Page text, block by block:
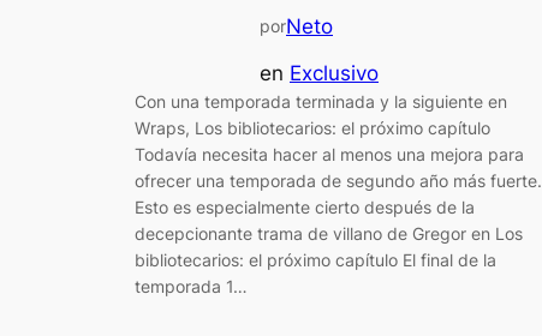
porNeto
en Exclusivo
Con una temporada terminada y la siguiente en
Wraps, Los bibliotecarios: el próximo capítulo
Todavía necesita hacer al menos una mejora para
ofrecer una temporada de segundo año más fuerte.
Esto es especialmente cierto después de la
decepcionante trama de villano de Gregor en Los
bibliotecarios: el próximo capítulo El final de la
temporada 1…